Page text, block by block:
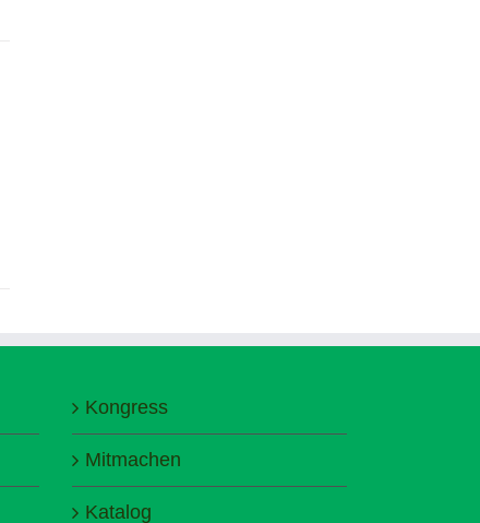
Kongress
Mitmachen
Katalog